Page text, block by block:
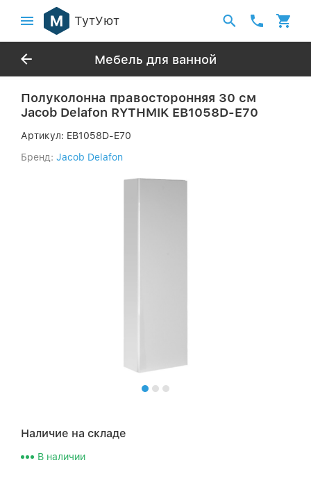
ТутУют
Мебель для ванной
Полуколонна правосторонняя 30 см
Jacob Delafon RYTHMIK EB1058D-E70
Артикул: EB1058D-E70
Бренд: Jacob Delafon
Наличие на складе
В наличии